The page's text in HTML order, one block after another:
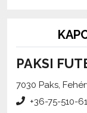
PAKSI
7030 Paks,
+36-75-510-